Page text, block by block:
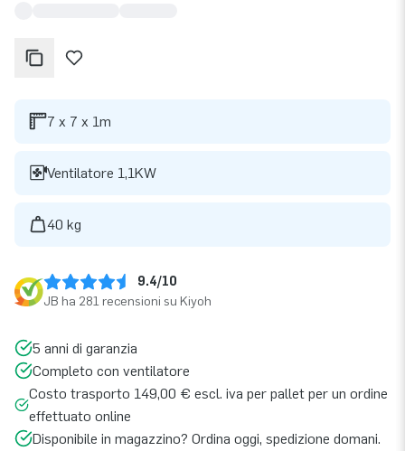
7 x 7 x 1m
Ventilatore 1,1KW
40 kg
9.4/10
JB ha 281 recensioni su Kiyoh
5 anni di garanzia
Completo con ventilatore
Costo trasporto 149,00 € escl. iva per pallet per un ordine
effettuato online
Disponibile in magazzino? Ordina oggi, spedizione domani.